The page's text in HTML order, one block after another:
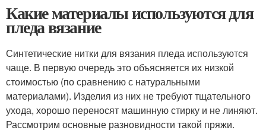
Какие материалы используются для
пледа вязание
Синтетические нитки для вязания пледа используются
чаще. В первую очередь это объясняется их низкой
стоимостью (по сравнению с натуральными
материалами). Изделия из них не требуют тщательного
ухода, хорошо переносят машинную стирку и не линяют.
Рассмотрим основные разновидности такой пряжи.